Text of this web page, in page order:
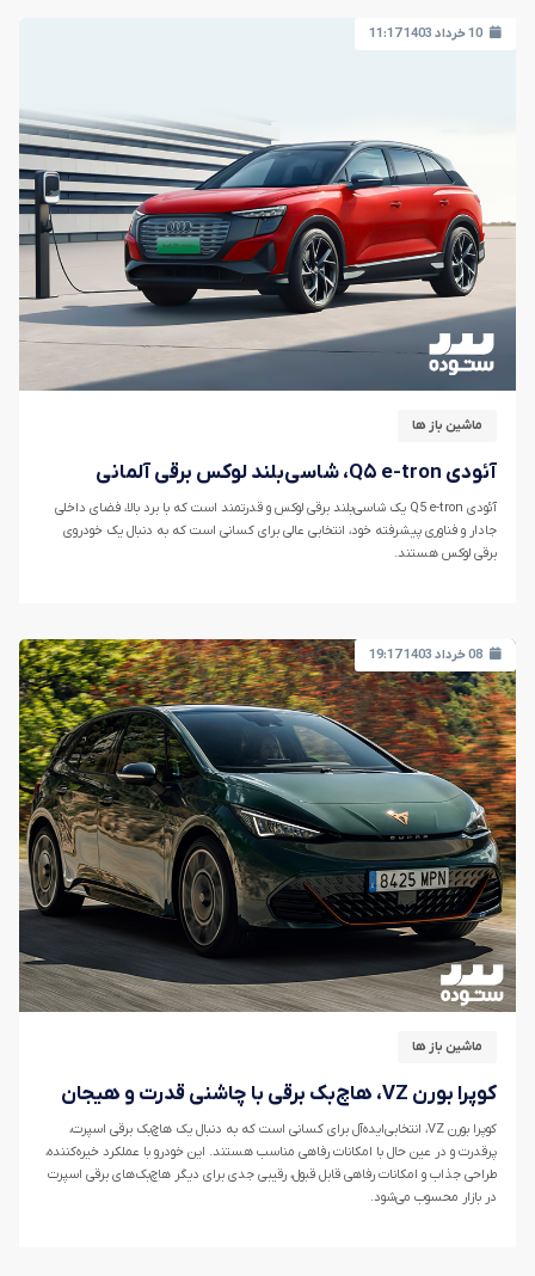
ماشین باز ها
آئودی Q۵ e-tron، شاسی‌بلند لوکس برقی آلمانی
آئودی Q5 e-tron یک شاسی‌بلند برقی لوکس و قدرتمند است که با برد بالا، فضای داخلی
جادار و فناوری پیشرفته خود، انتخابی عالی برای کسانی است که به دنبال یک خودروی
برقی لوکس هستند.
ماشین باز ها
کوپرا بورن VZ، هاچ‌بک برقی با چاشنی قدرت و هیجان
کوپرا بورن VZ، انتخابی‌ایده‌آل برای کسانی است که به دنبال یک هاچ‌بک برقی اسپرت،
پرقدرت و در عین حال با امکانات رفاهی مناسب هستند. این خودرو با عملکرد خیره‌کننده،
طراحی جذاب و امکانات رفاهی قابل قبول، رقیبی جدی برای دیگر هاچ‌بک‌های برقی اسپرت
در بازار محسوب می‌شود.